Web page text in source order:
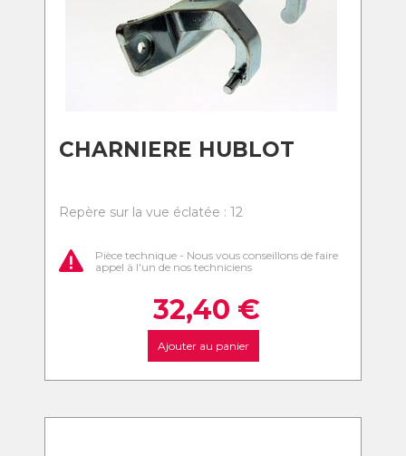
CHARNIERE HUBLOT
Repère sur la vue éclatée : 12
Pièce technique - Nous vous conseillons de faire
appel à l'un de nos techniciens
32,40 €
Ajouter au panier